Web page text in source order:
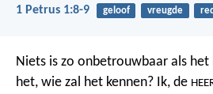
1 Petrus 1:8-9 geloof vreugde
Niets is zo onbetrouwbaar als het
het, wie zal het kennen? Ik, de